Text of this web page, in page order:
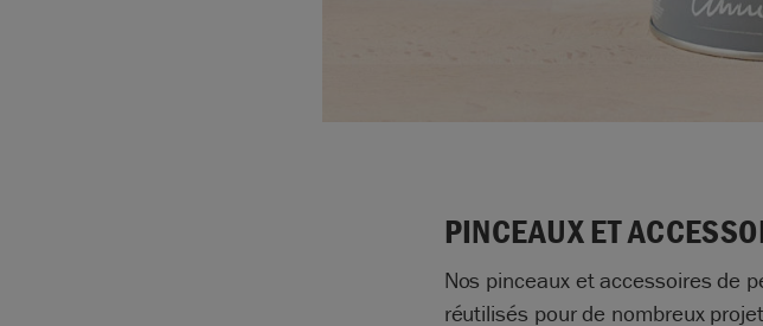
PINCEAUX ET
Nos pinceaux et accessoires de
réutilisés pour de nombreux